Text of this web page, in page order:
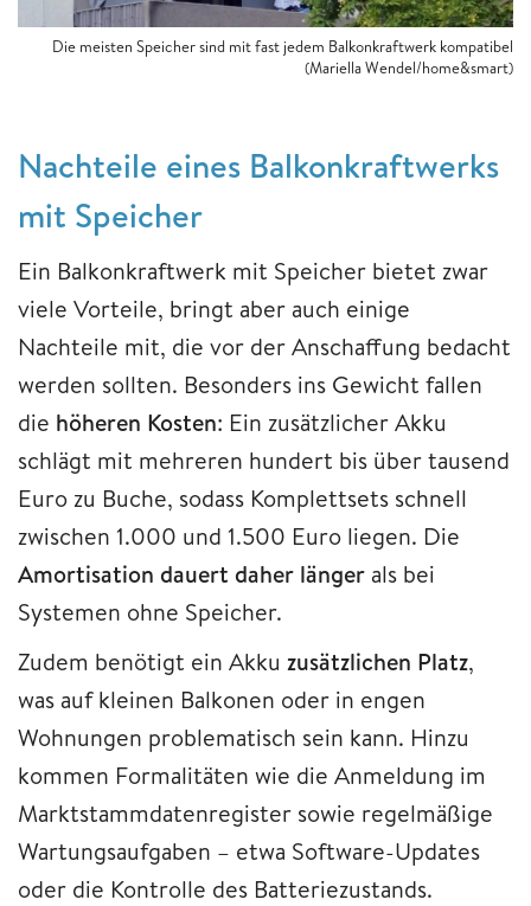
Die meisten Speicher sind mit fast jedem Balkonkraftwerk kompatibel
(Mariella Wendel/home&smart)
Nachteile eines Balkonkraftwerks
mit Speicher
Ein Balkonkraftwerk mit Speicher bietet zwar
viele Vorteile, bringt aber auch einige
Nachteile mit, die vor der Anschaffung bedacht
werden sollten. Besonders ins Gewicht fallen
die höheren Kosten: Ein zusätzlicher Akku
schlägt mit mehreren hundert bis über tausend
Euro zu Buche, sodass Komplettsets schnell
zwischen 1.000 und 1.500 Euro liegen. Die
Amortisation dauert daher länger als bei
Systemen ohne Speicher.
Zudem benötigt ein Akku zusätzlichen Platz,
was auf kleinen Balkonen oder in engen
Wohnungen problematisch sein kann. Hinzu
kommen Formalitäten wie die Anmeldung im
Marktstammdatenregister sowie regelmäßige
Wartungsaufgaben – etwa Software-Updates
oder die Kontrolle des Batteriezustands.